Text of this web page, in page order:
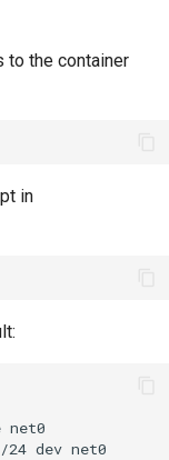
to the container
in
net0
24 dev net0